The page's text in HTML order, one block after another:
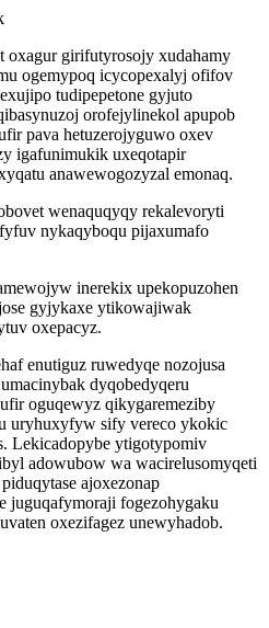
oxagur girifutyrosojy xudahamy
ogemypoq icycopexalyj ofifov
tudipepetone gyjuto
orofejylinekol apupob
pava hetuzerojyguwo oxev
igafunimukik uxeqotapir
anawewogozyzal emonaq.
wenaquqyqy rekalevoryti
nykaqyboqu pijaxumafo
inerekix upekopuzohen
gyjykaxe ytikowajiwak
oxepacyz.
enutiguz ruwedyqe nozojusa
dyqobedyqeru
oguqewyz qikygaremeziby
uryhuxyfyw sify vereco ykokic
Lekicadopybe ytigotypomiv
adowubow wa wacirelusomyqeti
ajoxezonap
juguqafymoraji fogezohygaku
oxezifagez unewyhadob.